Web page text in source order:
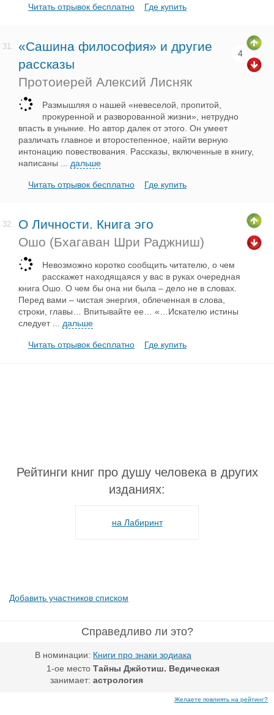
Читать отрывок бесплатно Где купить
31.
«Сашина философия» и другие
рассказы
Протоиерей Алексий Лисняк
4
Размышляя о нашей «невеселой, пропитой,
прокуренной и разворованной жизни», нетрудно
впасть в уныние. Но автор далек от этого. Он умеет
различать главное и второстепенное, найти верную
интонацию повествования. Рассказы, включенные в книгу,
написаны
дальше
Читать отрывок бесплатно Где купить
32.
О Личности. Книга эго
Ошо (Бхагаван Шри Раджниш)
Невозможно коротко сообщить читателю, о чем
расскажет находящаяся у вас в руках очередная
книга Ошо. О чем бы она ни была – дело не в словах.
Перед вами – чистая энергия, облеченная в слова,
строки, главы… Впитывайте ее… «…Искателю истины
следует
дальше
Читать отрывок бесплатно Где купить
Рейтинги книг про душу человека в других
изданиях:
на Лабиринт
Добавить участников списком
Справедливо ли это?
В номинации: Книги про знаки зодиака
1-ое место
занимает:
Тайны Джйотиш. Ведическая
астрология
Желаете повлиять на рейтинг?